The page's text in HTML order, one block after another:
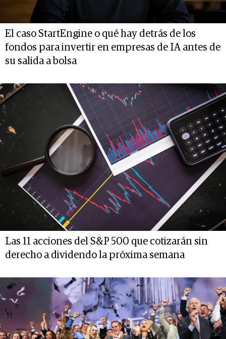
El caso StartEngine o qué hay detrás de los
fondos para invertir en empresas de IA antes de
su salida a bolsa
Las 11 acciones del S&P 500 que cotizarán sin
derecho a dividendo la próxima semana